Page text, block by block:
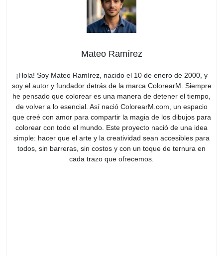
Mateo Ramírez
¡Hola! Soy Mateo Ramírez, nacido el 10 de enero de 2000, y
soy el autor y fundador detrás de la marca ColorearM. Siempre
he pensado que colorear es una manera de detener el tiempo,
de volver a lo esencial. Así nació ColorearM.com, un espacio
que creé con amor para compartir la magia de los dibujos para
colorear con todo el mundo. Este proyecto nació de una idea
simple: hacer que el arte y la creatividad sean accesibles para
todos, sin barreras, sin costos y con un toque de ternura en
cada trazo que ofrecemos.